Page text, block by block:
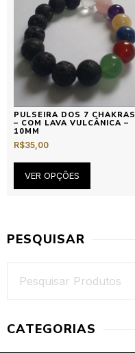
PULSEIRA DOS 7 CHAKRAS
– COM LAVA VULCÂNICA –
10MM
R$35,00
VER OPÇÕES
PESQUISAR
CATEGORIAS